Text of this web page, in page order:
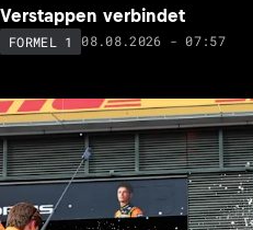
Verstappen verbindet
FORMEL 1 08.08.2026 - 07:57